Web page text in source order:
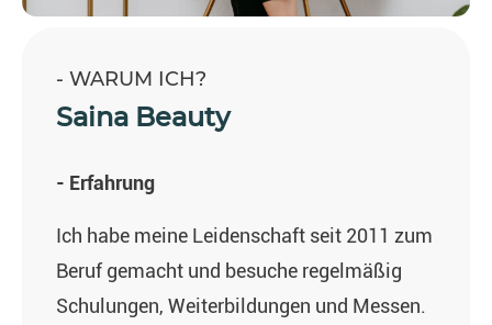
- WARUM ICH?
Saina Beauty
- Erfahrung
Ich habe meine Leidenschaft seit 2011 zum
Beruf gemacht und besuche regelmäßig
Schulungen, Weiterbildungen und Messen.